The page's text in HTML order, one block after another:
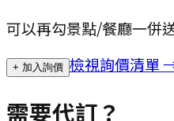
可以再勾景點/餐廳一併
+ 加入詢價 檢視詢價清單
需要代訂？